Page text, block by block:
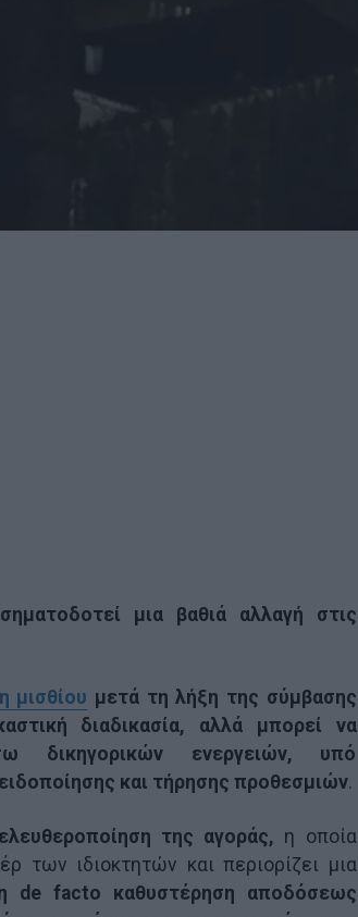
μια βαθιά αλλαγή στις
μισθίου μετά τη λήξη της σύμβασης
διαδικασία, αλλά μπορεί να
δικηγορικών ενεργειών, υπό
και τήρησης προθεσμιών.
της αγοράς, η οποία
των ιδιοκτητών και περιορίζει μια
de facto καθυστέρηση αποδόσεως